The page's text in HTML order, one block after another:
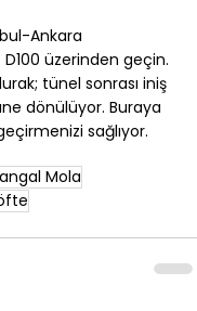
Ankara
üzerinden geçin.
tünel sonrası iniş
dönülüyor. Buraya
sağlıyor.
Mola